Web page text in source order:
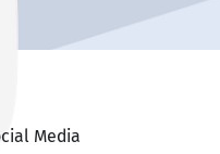
Media